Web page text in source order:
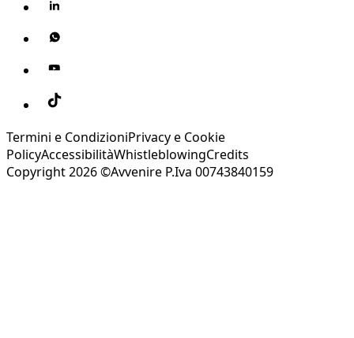
Termini e CondizioniPrivacy e Cookie
PolicyAccessibilitàWhistleblowingCredits
Copyright 2026 ©Avvenire P.Iva 00743840159